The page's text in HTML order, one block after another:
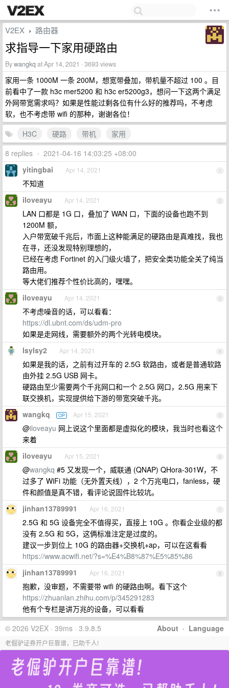
V2EX › 路由器
求指导一下家用硬路由
Bywangkq at Apr 14, 2021 · 3693 views
家用一条 1000M 一条 200M，想宽带叠加，带机量不超过 100 。目
前看中了一款 h3c mer5200 和 h3c er5200g3，想问一下这两个满足
外网带宽需求吗？如果是性能过剩各位有什么好的推荐吗，不考虑
软，也不考虑带 wifi 的那种，谢谢各位！
H3C
硬路 带机
家用
8 replies • 2021-04-16 14:03:25 +08:00
1
yitingbai Apr 14, 2021
不知道
2
iloveayu Apr 14, 2021
LAN 口都是 1G 口，叠加了 WAN 口，下面的设备也跑不到
1200M 额，
入户带宽破千兆后，市面上这种能满足的硬路由是真难找，我也
在寻，还没发现特别理想的，
已经在考虑 Fortinet 的入门级火墙了，把安全类功能全关了纯当
路由用。
等大佬们推荐个性价比高的，嘿嘿。
3
iloveayu Apr 14, 2021
不考虑噪音的话，可以看看：
https://dl.ubnt.com/ds/udm-pro
如果是走网线，需要额外的两个光转电模块。
4
lsylsy2 Apr 14, 2021
如果是我的话，之前有过开车的 2.5G 软路由，或者是普通软路
由外挂 2.5G USB 网卡。
硬路由至少需要两个千兆网口和一个 2.5G 网口，2.5G 用来下
联交换机，实现提供给下游的带宽突破千兆。
5
wangkq OP Apr 15, 2021
@iloveayu 网上说这个里面都是虚拟化的模块，我当时也看这个
来着
6
iloveayu Apr 15, 2021
@wangkq #5 又发现一个，威联通 (QNAP) QHora-301W，不
过多了 WiFi 功能（无外置天线），2 个万兆电口，fanless，硬
件和颜值是真不错，看评论说固件比较坑。
7
jinhan13789991 Apr 16, 2021
2.5G 和 5G 设备完全不值得买，直接上 10G 。你看企业级的都
没有 2.5G 和 5G，这俩标准注定是过度的。
建议一步到位上 10G 的路由器+交换机+ap，可以在这看看
https://www.acwifi.net/?s=%E4%B8%87%E5%85%86
8
jinhan13789991 Apr 16, 2021
抱歉，没审题，不需要带 wifi 的硬路由啊。看下这个
https://zhuanlan.zhihu.com/p/345291283
他有个专栏是讲万兆的设备，可以看看
About · Language
© 2026 V2EX · 39ms · 3.9.8.5
老倔驴证券开户巨靠谱，已助千人!